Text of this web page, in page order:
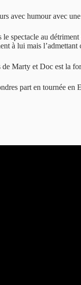
avec humour avec
le spectacle au
à lui mais
Marty et Doc est la
part en tournée en